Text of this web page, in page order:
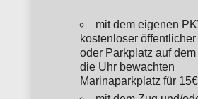
mit dem eigenen
kostenloser
oder Parkplatz auf
die Uhr bewachten
Marinaparkplatz für